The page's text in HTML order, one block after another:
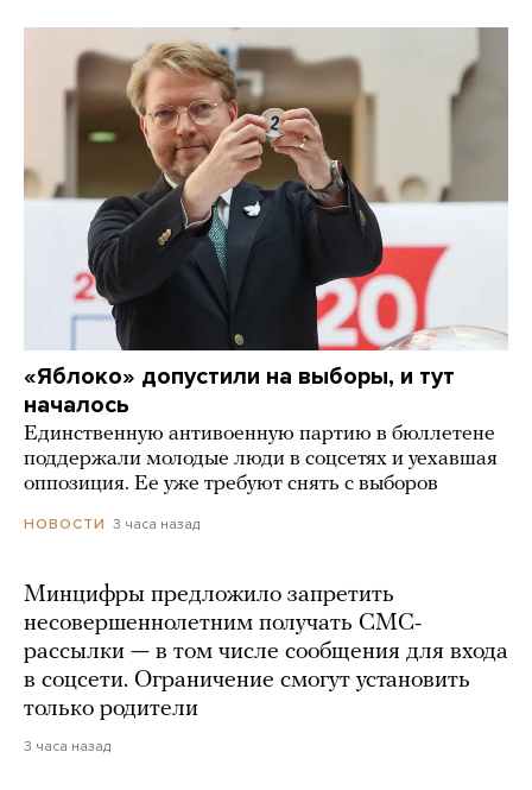
«Яблоко» допустили на выборы, и тут
началось
Единственную антивоенную партию в бюллетене
поддержали молодые люди в соцсетях и уехавшая
оппозиция. Ее уже требуют снять с выборов
НОВОСТИ 3 часа назад
Минцифры предложило запретить
несовершеннолетним получать СМС-
рассылки — в том числе сообщения для входа
в соцсети. Ограничение смогут установить
только родители
3 часа назад